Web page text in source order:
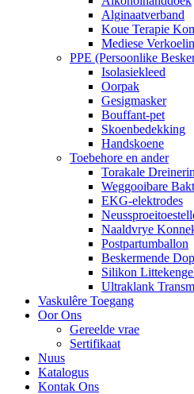
Alginaatverband
Koue Terapie
Mediese
PPE (Persoonlike
Isolasiekleed
Oorpak
Gesigmasker
Bouffant-pet
Skoenbedekking
Handskoene
Toebehore en ander
Torakale
Weggooibare
EKG-elektrodes
Naaldvrye
Postpartumballon
Beskermende Dop
Silikon
Ultraklank
Vaskulêre Toegang
Oor Ons
Gereelde vrae
Sertifikaat
Nuus
Katalogus
Kontak Ons